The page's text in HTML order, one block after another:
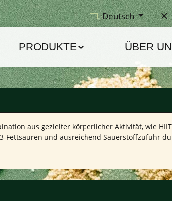
Deutsch
PRODUKTE ÜBER
aus gezielter körperlicher Aktivität, wie
Fettsäuren und ausreichend Sauerstoffzufuhr